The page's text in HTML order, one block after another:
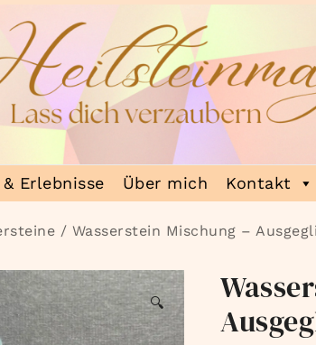
Erlebnisse Über mich Kontakt
/ Wasserstein Mischung –
🔍